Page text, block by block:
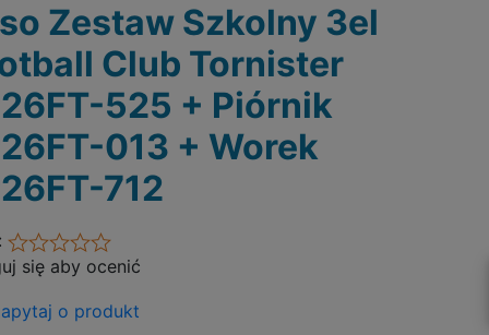
Zestaw Szkolny 3el
Club Tornister
525 + Piórnik
013 + Worek
712
się aby ocenić
o produkt